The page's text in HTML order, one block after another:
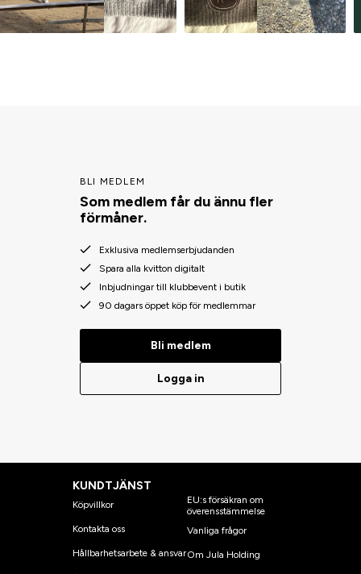
BLI MEDLEM
Som medlem får du ännu fler
förmåner.
Exklusiva medlemserbjudanden
Spara alla kvitton digitalt
Inbjudningar till klubbevent i butik
90 dagars öppet köp för medlemmar
Bli medlem
Logga in
KUNDTJÄNST
Köpvillkor
Kontakta oss
Hållbarhetsarbete & ansvar
EU:s försäkran om
överensstämmelse
Vanliga frågor
Om Jula Holding